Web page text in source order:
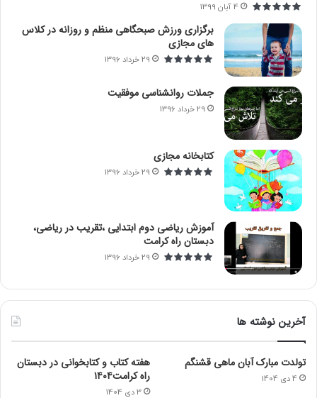
4 آبان 1399
برگزاری ورزش صبحگاهی منظم و روزانه در کلاس
های مجازی
29 خرداد 1396
جملات روانشناسی موفقیت
29 خرداد 1396
کتابخانه مجازی
29 خرداد 1396
آموزش ریاضی دوم ابتدایی ،تقریب در ریاضی،
دبستان راه کرامت
29 خرداد 1396
آخرین نوشته ها
تولدت مبارک آبان ماهی قشنگم
4 دی 1404
هفته کتاب و کتابخوانی در دبستان
راه کرامت۱۴۰۴
3 دی 1404